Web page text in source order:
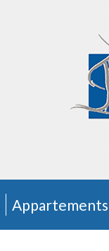
Appartements